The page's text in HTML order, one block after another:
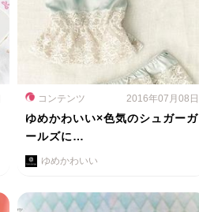
コンテンツ 2016年07月08日
ゆめかわいい×色気のシュガーガ
ールズに…
ゆめかわいい